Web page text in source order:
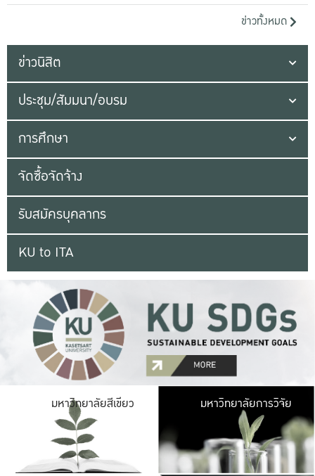
ข่าวทั้งหมด
ข่าวนิสิต
ประชุม/สัมมนา/อบรม
การศึกษา
จัดซื้อจัดจ้าง
รับสมัครบุคลากร
KU to ITA
มหาวิทยาลัยสีเขียว มหาวิ
มีพื้นที่เขียวสดใส
เป็นป่าในเมือง เกษต
มหาวิทยาลัยการวิจัย